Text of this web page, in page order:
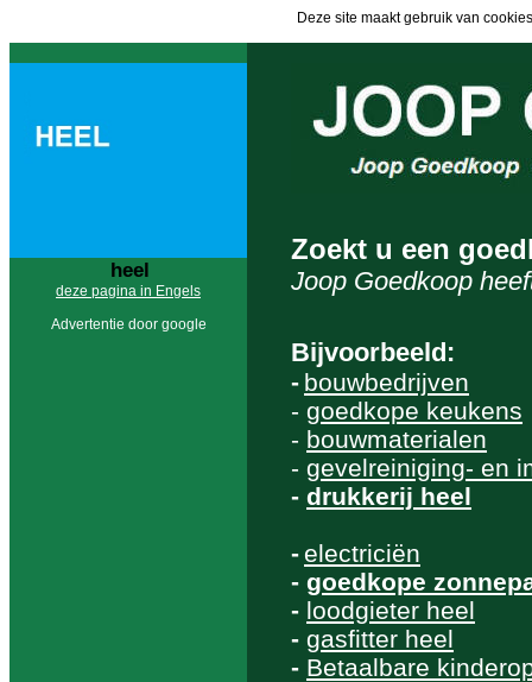
Deze site maakt gebruik van
heel
deze pagina in Engels
Advertentie door google
Zoekt u een
Joop Goedkoop
Bijvoorbeeld:
- bouwbedrijven
- goedkope keukens
- bouwmaterialen
- gevelreiniging- en
- drukkerij heel
- electriciën
- goedkope
- loodgieter heel
- gasfitter heel
- Betaalbare